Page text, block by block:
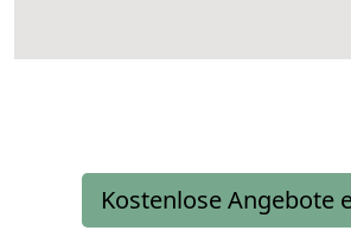
Kostenlose Angebote